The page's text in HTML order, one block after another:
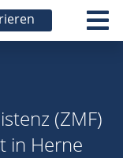
(ZMF)
in Herne